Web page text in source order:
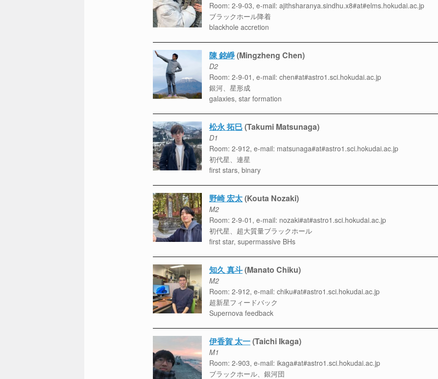
Room: 2-9-03, e-mail: ajithsharanya.sindhu.x8#at#elms.hokudai.ac.jp
ブラックホール降着
blackhole accretion
陳 銘崢(Mingzheng Chen)
D2
Room: 2-9-01, e-mail: chen#at#astro1.sci.hokudai.ac.jp
銀河、星形成
galaxies, star formation
松永 拓巳(Takumi Matsunaga)
D1
Room: 2-912, e-mail: matsunaga#at#astro1.sci.hokudai.ac.jp
初代星、連星
first stars, binary
野崎 宏太(Kouta Nozaki)
M2
Room: 2-9-01, e-mail: nozaki#at#astro1.sci.hokudai.ac.jp
初代星、超大質量ブラックホール
first star, supermassive BHs
知久 真斗(Manato Chiku)
M2
Room: 2-912, e-mail: chiku#at#astro1.sci.hokudai.ac.jp
超新星フィードバック
Supernova feedback
伊香賀 太一(Taichi Ikaga)
M1
Room: 2-903, e-mail: ikaga#at#astro1.sci.hokudai.ac.jp
ブラックホール、銀河団